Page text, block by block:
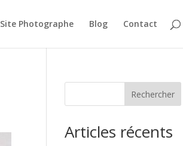
Site Photographe Blog Contact
Rechercher
Articles récents